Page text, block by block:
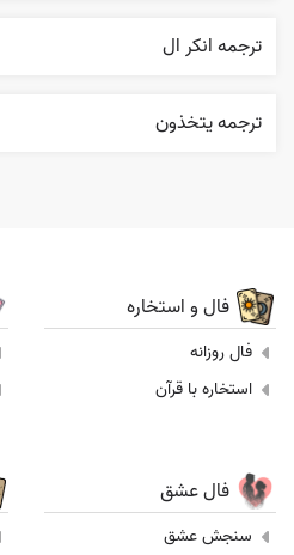
ترجمه انکر ال
ترجمه يتخذون
فال و استخاره
فال روزانه
استخاره با قرآن
فال عشق
سنجش عشق